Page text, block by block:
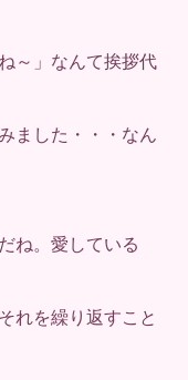
～」なんて挨拶代
ました・・・なん
ね。愛している
れを繰り返すこと